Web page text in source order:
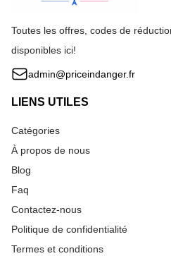
Toutes les offres, codes de
disponibles ici!
admin@priceindanger.fr
LIENS UTILES
Catégories
À propos de nous
Blog
Faq
Contactez-nous
Politique de confidentialité
Termes et conditions